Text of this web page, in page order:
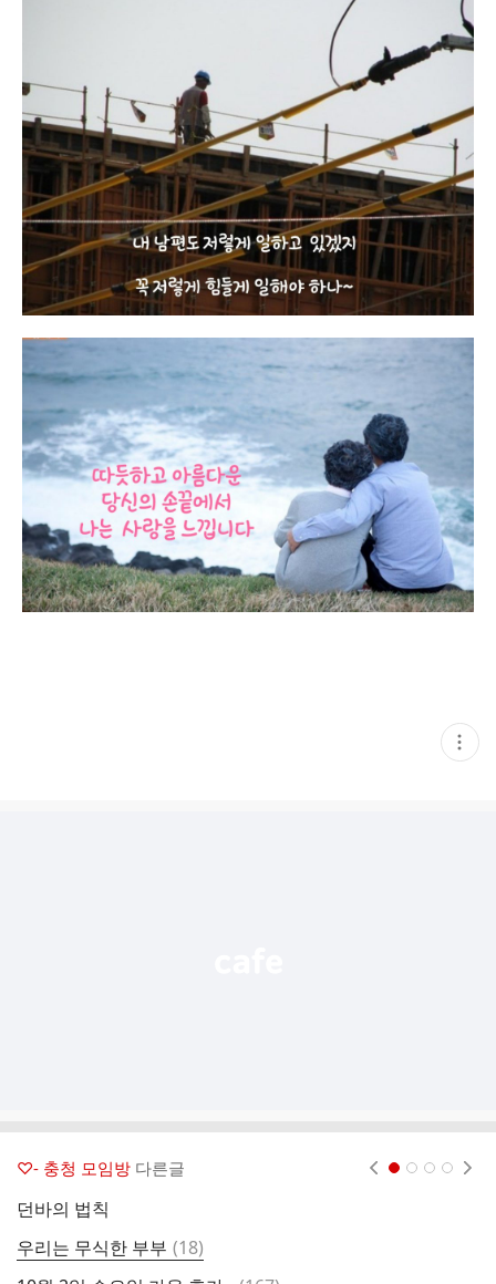
현
재
♡- 충청 모임방 다른글
던바의 법칙
우리는 무식한 부부 댓
글
(18)